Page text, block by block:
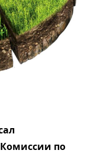
по